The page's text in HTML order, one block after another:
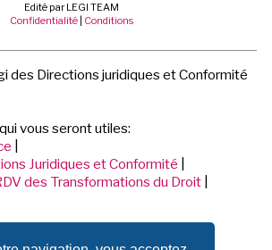
Edité par LEGI TEAM
Confidentialité Conditions
des Directions juridiques et Conformité
vous seront utiles:
Juridiques et Conformité
des Transformations du Droit